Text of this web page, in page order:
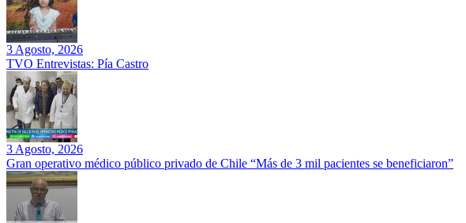
3 Agosto, 2026
TVO Entrevistas: Pía Castro
3 Agosto, 2026
Gran operativo médico público privado de Chile “Más de 3 mil pacientes se beneficiaron”